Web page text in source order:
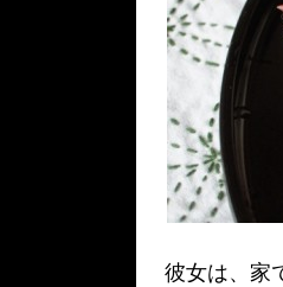
彼女は、家